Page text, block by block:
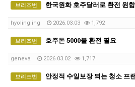
브리즈번 한국원화 호주달러로 환전 원합
hyolingling 2026.03.03 1,792
브리즈번 호주돈 5000불 환전 필요
geneva 2026.03.02 1,717
브리즈번 안정적 수일보장 되는 청소 프랜차이즈 판매